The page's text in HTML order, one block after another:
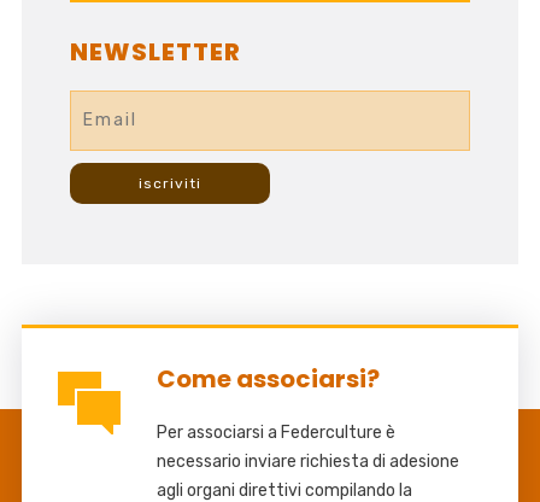
NEWSLETTER
Come associarsi?
Per associarsi a Federculture è
necessario inviare richiesta di adesione
agli organi direttivi compilando la